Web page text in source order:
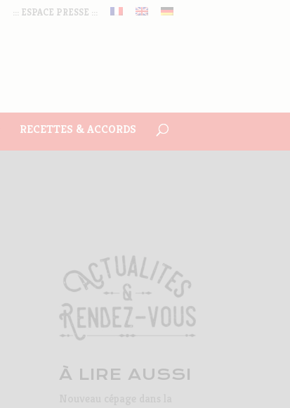
::: ESPACE PRESSE :::
RECETTES & ACCORDS
À LIRE AUSSI